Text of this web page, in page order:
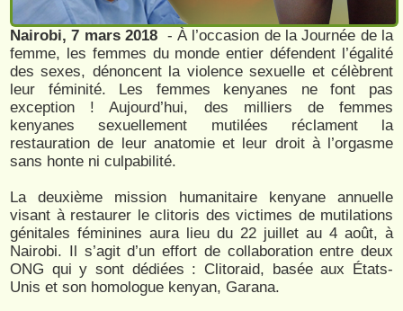
Nairobi, 7 mars 2018 - À l’occasion de la Journée de la
femme, les femmes du monde entier défendent l’égalité
des sexes, dénoncent la violence sexuelle et célèbrent
leur féminité. Les femmes kenyanes ne font pas
exception ! Aujourd’hui, des milliers de femmes
kenyanes sexuellement mutilées réclament la
restauration de leur anatomie et leur droit à l’orgasme
sans honte ni culpabilité.
La deuxième mission humanitaire kenyane annuelle
visant à restaurer le clitoris des victimes de mutilations
génitales féminines aura lieu du 22 juillet au 4 août, à
Nairobi. Il s’agit d’un effort de collaboration entre deux
ONG qui y sont dédiées : Clitoraid, basée aux États-
Unis et son homologue kenyan, Garana.